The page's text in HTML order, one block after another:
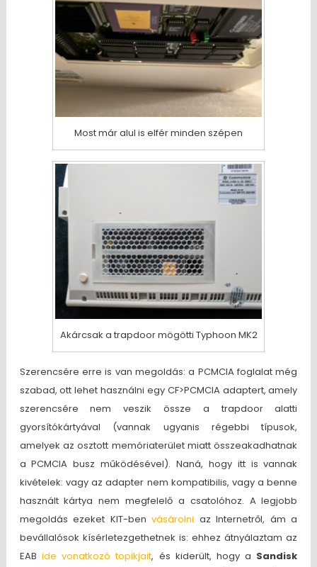
Most már alul is elfér minden szépen
Akárcsak a trapdoor mögötti Typhoon MK2
Szerencsére erre is van megoldás: a PCMCIA foglalat még
szabad, ott lehet használni egy CF>PCMCIA adaptert, amely
szerencsére nem veszik össze a trapdoor alatti
gyorsítókártyával (vannak ugyanis régebbi típusok,
amelyek az osztott memóriaterület miatt összeakadhatnak
a PCMCIA busz működésével). Naná, hogy itt is vannak
kivételek: vagy az adapter nem kompatibilis, vagy a benne
használt kártya nem megfelelő a csatolóhoz. A legjobb
megoldás ezeket KIT-benvásárolni az Internetről, ám a
bevállalósok kísérletezgethetnek is: ehhez átnyálaztam az
EAB ide vonatkozó topikjait, és kiderült, hogy a Sandisk